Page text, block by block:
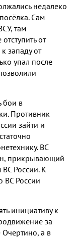
недалеко
Сам
там
от
западу от
упал после
бои в
Противник
зайти и
ВС
прикрывающий
России. К
ВС России
инициативу к
за
а в